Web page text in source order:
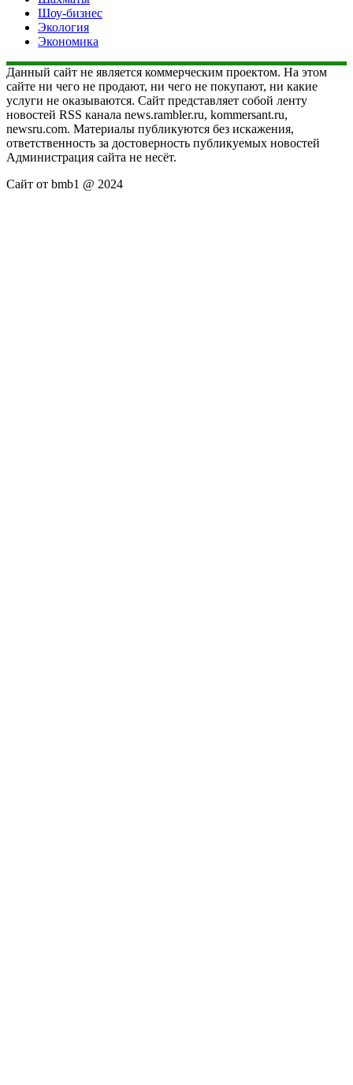
Шоу-бизнес
Экология
Экономика
Данный сайт не является коммерческим проектом. На этом
сайте ни чего не продают, ни чего не покупают, ни какие
услуги не оказываются. Сайт представляет собой ленту
новостей RSS канала news.rambler.ru, kommersant.ru,
newsru.com. Материалы публикуются без искажения,
ответственность за достоверность публикуемых новостей
Администрация сайта не несёт.
Сайт от bmb1 @ 2024